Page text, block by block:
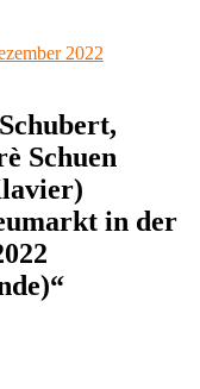
2022
Schuen
in der